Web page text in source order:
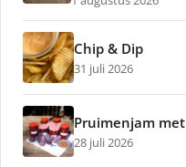
Chip & Dip
31 juli 2026
Pruimenjam
28 juli 2026